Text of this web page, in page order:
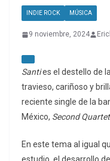
INDIE ROCK MÚSICA
9 noviembre, 2024
Santies el destello de
travieso, cariñoso y
reciente single de la
México, Second Quartet
En este tema al igual